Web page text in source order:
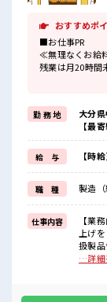
おすすめポ
■お仕事PR
≪無理なくお給
残業は月20時間
明るすぎたり奇
(規定有)制服が
≪未経験の方
新しいことにチ
しっかり働く環
イチからスキル
≪収入アップを
高時給だらけの
■職場の雰囲気
キバツ過ぎなけ
あなたの個性
休憩室で楽しく
勤 務 地
大分
【最
給 与 【時
職 種 製造（
仕事内容
【業
上げ
扱製品情報
に残
まず
…詳細